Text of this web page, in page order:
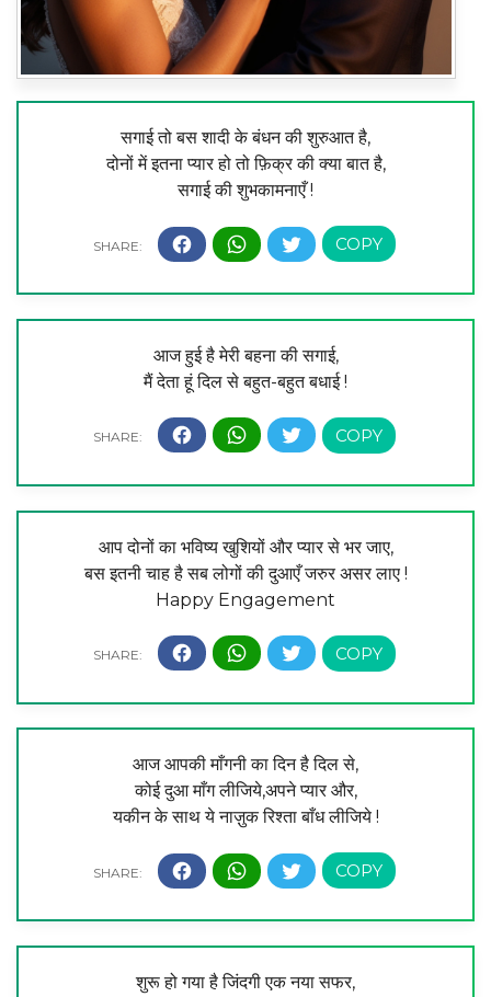
सगाई तो बस शादी के बंधन की शुरुआत है,
दोनों में इतना प्यार हो तो फ़िक्र की क्या बात है,
सगाई की शुभकामनाएँ !
आज हुई है मेरी बहना की सगाई,
मैं देता हूं दिल से बहुत-बहुत बधाई !
आप दोनों का भविष्य खुशियों और प्यार से भर जाए,
बस इतनी चाह है सब लोगों की दुआएँ जरुर असर लाए !
Happy Engagement
आज आपकी माँगनी का दिन है दिल से,
कोई दुआ माँग लीजिये,अपने प्यार और,
यकीन के साथ ये नाज़ुक रिश्ता बाँध लीजिये !
शुरू हो गया है जिंदगी एक नया सफर,